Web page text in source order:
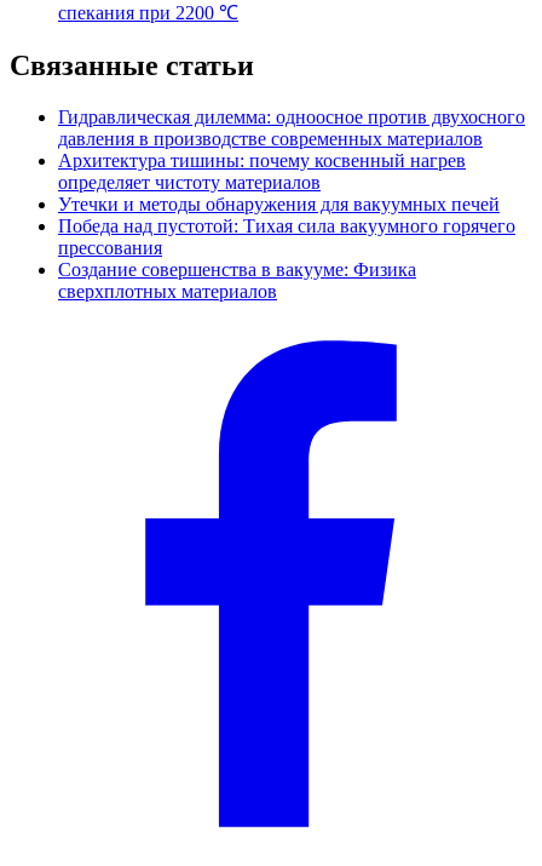
спекания при 2200 ℃
Связанные статьи
Гидравлическая дилемма: одноосное против двухосного
давления в производстве современных материалов
Архитектура тишины: почему косвенный нагрев
определяет чистоту материалов
Утечки и методы обнаружения для вакуумных печей
Победа над пустотой: Тихая сила вакуумного горячего
прессования
Создание совершенства в вакууме: Физика
сверхплотных материалов